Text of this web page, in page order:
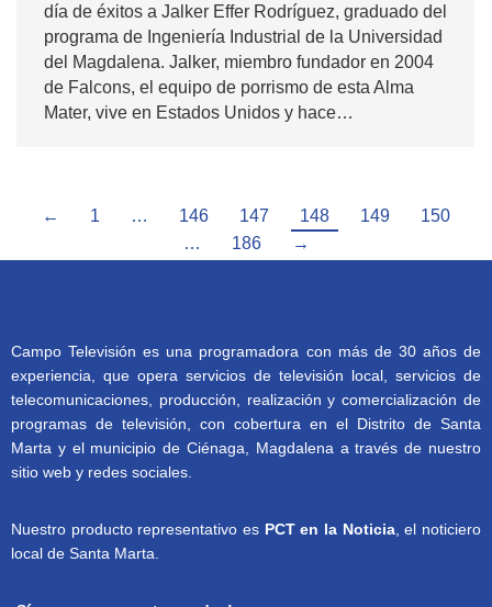
día de éxitos a Jalker Effer Rodríguez, graduado del
programa de Ingeniería Industrial de la Universidad
del Magdalena. Jalker, miembro fundador en 2004
de Falcons, el equipo de porrismo de esta Alma
Mater, vive en Estados Unidos y hace…
← 1 … 146 147 148 149
150
…
186 →
Campo Televisión es una programadora con más de 30 años de
experiencia, que opera servicios de televisión local, servicios de
telecomunicaciones, producción, realización y comercialización de
programas de televisión, con cobertura en el Distrito de Santa
Marta y el municipio de Ciénaga, Magdalena a través de nuestro
sitio web y redes sociales.
Nuestro producto representativo es PCT en la Noticia, el noticiero
local de Santa Marta.